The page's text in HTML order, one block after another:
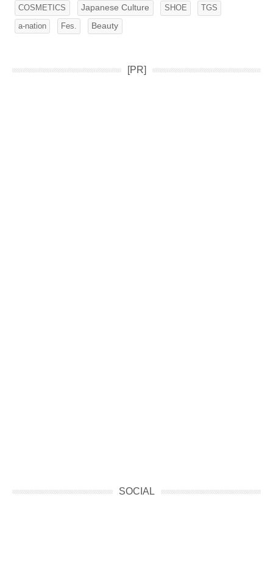
COSMETICS Japanese Culture SHOE TGS
a-nation Fes. Beauty
[PR]
SOCIAL